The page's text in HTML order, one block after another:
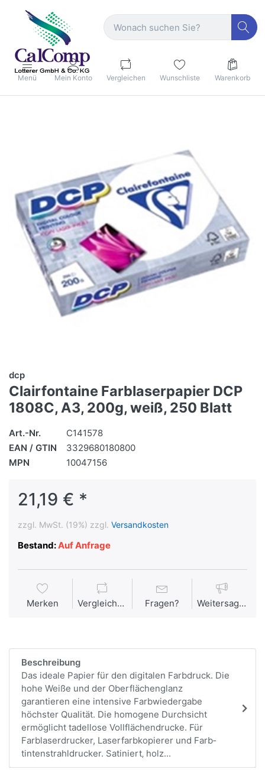
Menü Mein Konto Vergleichen Wunschliste Warenkorb
dcp
Clairfontaine Farblaserpapier DCP
1808C, A3, 200g, weiß, 250 Blatt
Art.-Nr.
C141578
EAN / GTIN
3329680180800
MPN
10047156
21,19 € *
zzgl. MwSt. (19%) zzgl. Versandkosten
Bestand:Auf Anfrage
Merken Vergleichen Fragen? Weitersagen
Beschreibung
Das ideale Papier für den digitalen Farbdruck. Die
hohe Weiße und der Oberflächenglanz
garantieren eine intensive Farbwiedergabe
höchster Qualität. Die homogene Durchsicht
ermöglicht tadellose Vollflächendrucke. Für
Farblaserdrucker, Laserfarbkopierer und Farb­
tintenstrahldrucker. Satiniert‚ holz...